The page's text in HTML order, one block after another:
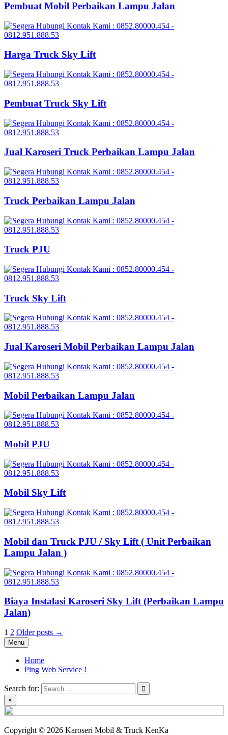
Pembuat Mobil Perbaikan Lampu Jalan
Harga Truck Sky Lift
Pembuat Truck Sky Lift
Jual Karoseri Truck Perbaikan Lampu Jalan
Truck Perbaikan Lampu Jalan
Truck PJU
Truck Sky Lift
Jual Karoseri Mobil Perbaikan Lampu Jalan
Mobil Perbaikan Lampu Jalan
Mobil PJU
Mobil Sky Lift
Mobil dan Truck PJU / Sky Lift ( Unit Perbaikan
Lampu Jalan )
Biaya Instalasi Karoseri Sky Lift (Perbaikan Lampu
Jalan)
Posts
pagination
1 2 Older posts →
Menu
Home
Ping Web Service !
Search for:
×
Copyright © 2026 Karoseri Mobil & Truck KenKa